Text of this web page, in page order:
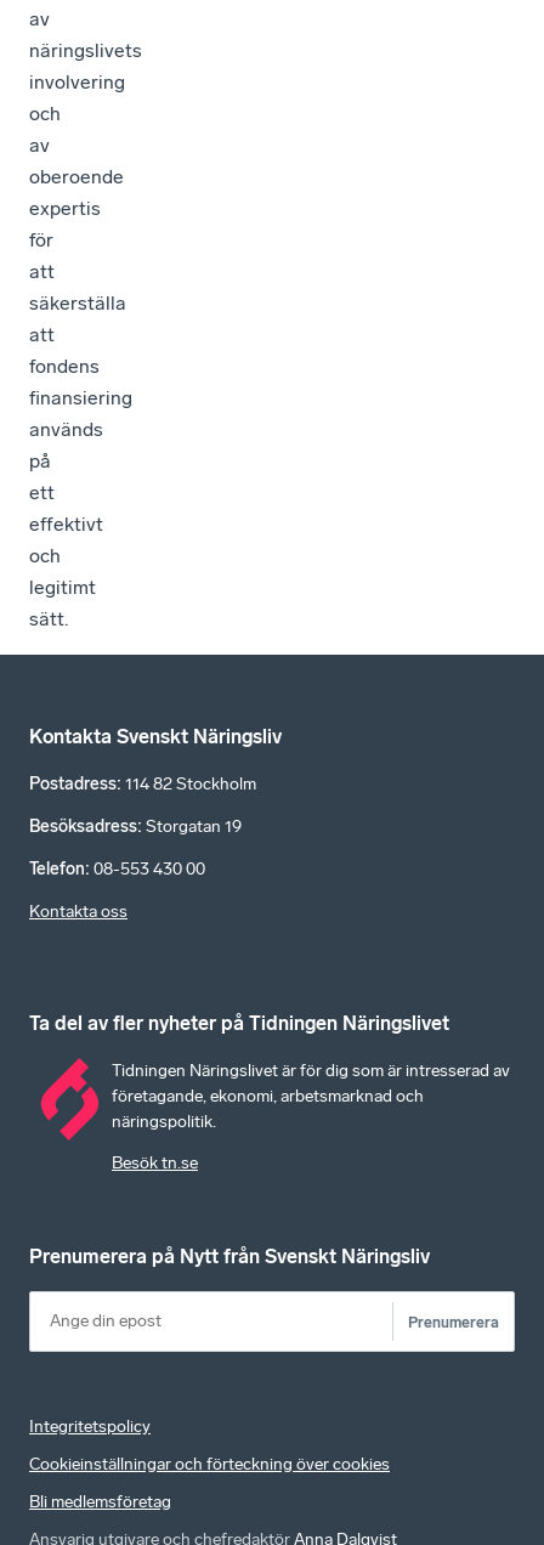
av
näringslivets
involvering
och
av
oberoende
expertis
för
att
säkerställa
att
fondens
finansiering
används
på
ett
effektivt
och
legitimt
sätt.
Kontakta Svenskt Näringsliv
Postadress: 114 82 Stockholm
Besöksadress: Storgatan 19
Telefon: 08-553 430 00
Kontakta oss
Ta del av fler nyheter på Tidningen Näringslivet
Tidningen Näringslivet är för dig som är intresserad av
företagande, ekonomi, arbetsmarknad och
näringspolitik.
Besök tn.se
Prenumerera på Nytt från Svenskt Näringsliv
Prenumerera
Integritetspolicy
Cookieinställningar och förteckning över cookies
Bli medlemsföretag
Ansvarig utgivare och chefredaktörAnna Dalqvist